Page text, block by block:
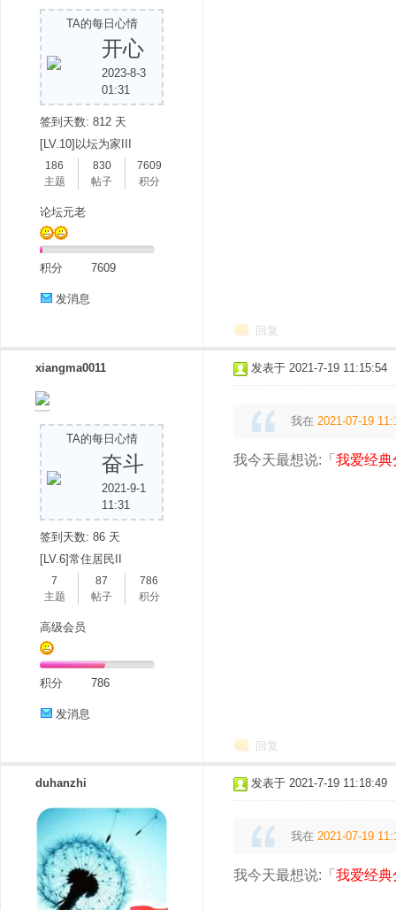
TA的每日心情
开心
2023-8-3
01:31
签到天数: 812 天
[LV.10]以坛为家III
186
主题
830
帖子
7609
积分
论坛元老
积分 7609
发消息
回复
xiangma0011
TA的每日心情
奋斗
2021-9-1
11:31
签到天数: 86 天
[LV.6]常住居民II
7
主题
87
帖子
786
积分
高级会员
积分 786
发消息
发表于 2021-7-19 11:15:54
我在 2021-07-19
我今天最想说:「 我爱经典
回复
duhanzhi 发表于 2021-7-19 11:18:49
我在 2021-07-19
我今天最想说:「 我爱经典